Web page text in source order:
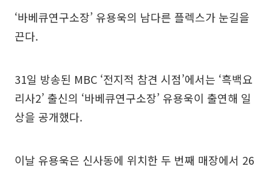
‘바베큐연구소장’ 유용욱의 남다른 플렉스가 눈길을
끈다.
31일 방송된 MBC ‘전지적 참견 시점’에서는 ‘흑백요
리사2’ 출신의 ‘바베큐연구소장’ 유용욱이 출연해 일
상을 공개했다.
이날 유용욱은 신사동에 위치한 두 번째 매장에서 26